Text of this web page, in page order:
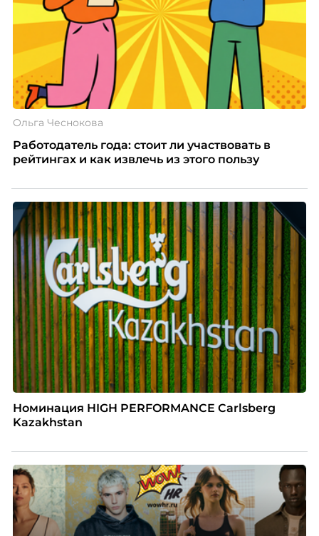
Ольга Чеснокова
Работодатель года: стоит ли участвовать в
рейтингах и как извлечь из этого пользу
Номинация HIGH PERFORMANCE Carlsberg
Kazakhstan